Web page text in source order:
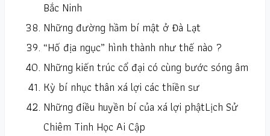
Bắc Ninh
Những đường hầm bí mật ở Đà Lạt
“Hố địa ngục” hình thành như thế nào ?
Những kiến trúc cổ đại có cùng bước sóng âm
Kỳ bí nhục thân xá lợi các thiền sư
Những điều huyền bí của xá lợi phậtLịch Sử
Chiêm Tinh Học Ai Cập